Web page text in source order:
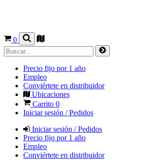
0
Precio fijo por 1 año
Empleo
Conviértete en distribuidor
Ubicaciones
Carrito 0
Iniciar sesión / Pedidos
Iniciar sesión / Pedidos
Precio fijo por 1 año
Empleo
Conviértete en distribuidor